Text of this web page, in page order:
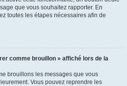
que vous souhaitez rapporter. En
toutes les étapes nécessaires afin de
comme brouillon » affiché lors de la
brouillons les messages que vous
Vous pouvez reprendre les